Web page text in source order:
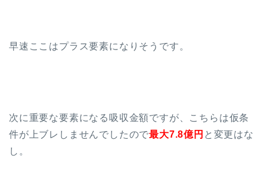
早速ここはプラス要素になりそうです。
次に重要な要素になる吸収金額ですが、こちらは仮条
件が上ブレしませんでしたので最大7.8億円 と変更はな
し。